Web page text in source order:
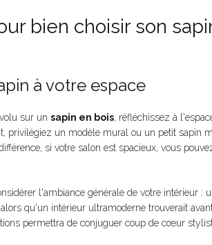
bien choisir son
à votre espace
sur un sapin en bois, réfléchissez à
privilégiez un modèle mural ou un petit sapin
si votre salon est spacieux, vous
l'ambiance générale de votre intérieur :
alors qu'un intérieur ultramoderne trouverait
permettra de conjuguer coup de cœur